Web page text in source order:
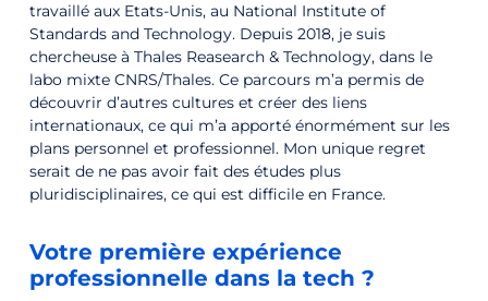
travaillé aux Etats-Unis, au National Institute of
Standards and Technology. Depuis 2018, je suis
chercheuse à Thales Reasearch & Technology, dans le
labo mixte CNRS/Thales. Ce parcours m’a permis de
découvrir d’autres cultures et créer des liens
internationaux, ce qui m’a apporté énormément sur les
plans personnel et professionnel. Mon unique regret
serait de ne pas avoir fait des études plus
pluridisciplinaires, ce qui est difficile en France.
Votre première expérience
professionnelle dans la tech ?